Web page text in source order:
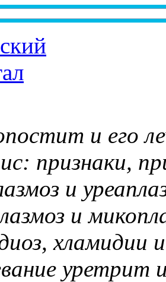
и его
признаки,
и
и
хламидии
уретрит